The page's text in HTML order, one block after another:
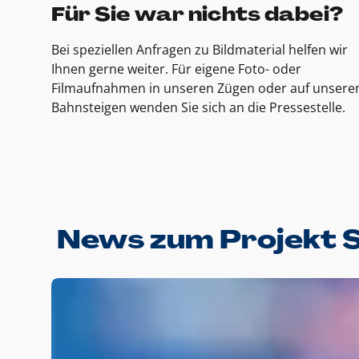
Für Sie war nichts dabei?
Bei speziellen Anfragen zu Bildmaterial helfen wir
Ihnen gerne weiter. Für eigene Foto- oder
Filmaufnahmen in unseren Zügen oder auf
Bahnsteigen wenden Sie sich an die Pressestelle.
News zum Projekt